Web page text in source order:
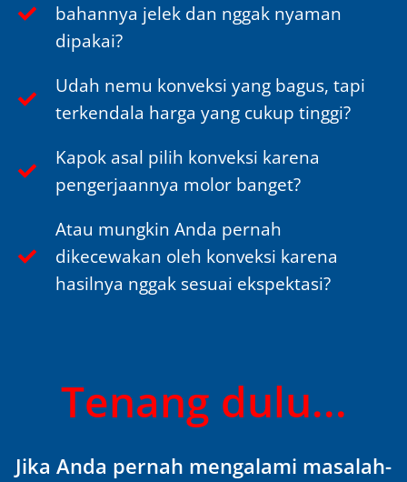
bahannya jelek dan nggak nyaman
dipakai?
Udah nemu konveksi yang bagus, tapi
terkendala harga yang cukup tinggi?
Kapok asal pilih konveksi karena
pengerjaannya molor banget?
Atau mungkin Anda pernah
dikecewakan oleh konveksi karena
hasilnya nggak sesuai ekspektasi?
Tenang dulu...
Jika Anda pernah mengalami masalah-